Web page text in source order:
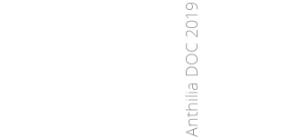
Anthilia DOC 2019